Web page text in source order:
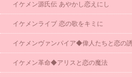
イケメン源氏伝 あやかし恋えにし
イケメンライブ 恋の歌をキミに
イケメンヴァンパイア◆偉人たちと恋の
イケメン革命◆アリスと恋の魔法